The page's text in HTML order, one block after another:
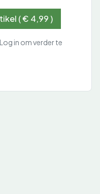
( € 4,99 )
in om verder te